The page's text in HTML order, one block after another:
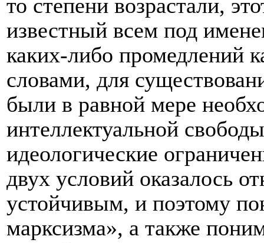
то степени возрастали,
известный всем под
каких-либо промедлений
словами, для
были в равной мере
интеллектуальной
идеологические
двух условий оказалось
устойчивым, и поэтому
марксизма», а также